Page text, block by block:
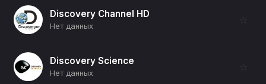
Discovery Channel HD
Нет данных
☆
Discovery Science
Нет данных
☆